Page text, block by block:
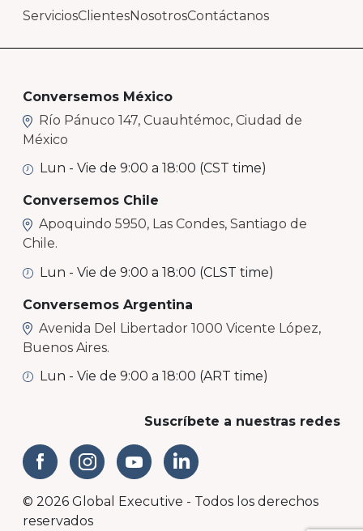
ServiciosClientesNosotrosContáctanos
Conversemos México
Río Pánuco 147, Cuauhtémoc, Ciudad de
México
Lun - Vie de 9:00 a 18:00 (CST time)
Conversemos Chile
Apoquindo 5950, Las Condes, Santiago de
Chile.
Lun - Vie de 9:00 a 18:00 (CLST time)
Conversemos Argentina
Avenida Del Libertador 1000 Vicente López,
Buenos Aires.
Lun - Vie de 9:00 a 18:00 (ART time)
Suscríbete a nuestras redes
© 2026 Global Executive - Todos los derechos
reservados